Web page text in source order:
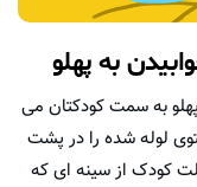
به پهلو
به سمت کودکتان می
لوله شده را در پشت
کودک از سینه ای که